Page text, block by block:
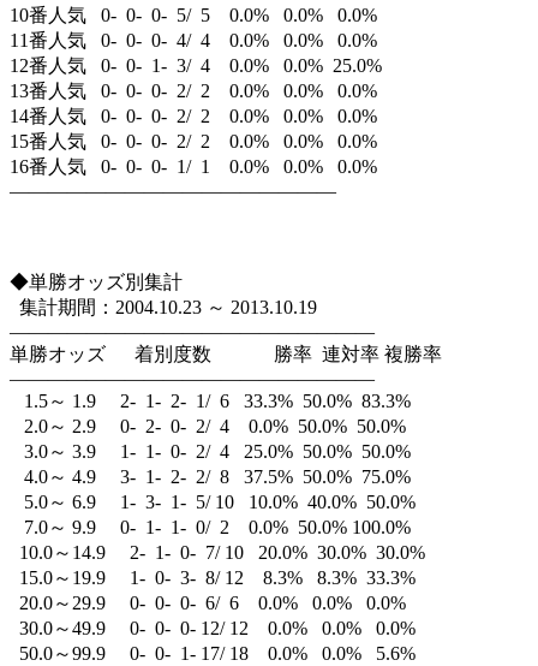
10番人気 0- 0- 0- 5/ 5 0.0% 0.0% 0.0%
11番人気 0- 0- 0- 4/ 4 0.0% 0.0% 0.0%
12番人気 0- 0- 1- 3/ 4 0.0% 0.0% 25.0%
13番人気 0- 0- 0- 2/ 2 0.0% 0.0% 0.0%
14番人気 0- 0- 0- 2/ 2 0.0% 0.0% 0.0%
15番人気 0- 0- 0- 2/ 2 0.0% 0.0% 0.0%
16番人気 0- 0- 0- 1/ 1 0.0% 0.0% 0.0%
—————————————————
◆単勝オッズ別集計
集計期間：2004.10.23 ～ 2013.10.19
———————————————————
単勝オッズ 着別度数 勝率 連対率 複勝率
———————————————————
1.5～ 1.9 2- 1- 2- 1/ 6 33.3% 50.0% 83.3%
2.0～ 2.9 0- 2- 0- 2/ 4 0.0% 50.0% 50.0%
3.0～ 3.9 1- 1- 0- 2/ 4 25.0% 50.0% 50.0%
4.0～ 4.9 3- 1- 2- 2/ 8 37.5% 50.0% 75.0%
5.0～ 6.9 1- 3- 1- 5/ 10 10.0% 40.0% 50.0%
7.0～ 9.9 0- 1- 1- 0/ 2 0.0% 50.0% 100.0%
10.0～14.9 2- 1- 0- 7/ 10 20.0% 30.0% 30.0%
15.0～19.9 1- 0- 3- 8/ 12 8.3% 8.3% 33.3%
20.0～29.9 0- 0- 0- 6/ 6 0.0% 0.0% 0.0%
30.0～49.9 0- 0- 0- 12/ 12 0.0% 0.0% 0.0%
50.0～99.9 0- 0- 1- 17/ 18 0.0% 0.0% 5.6%